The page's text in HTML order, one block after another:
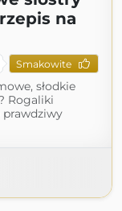
na
Smakowite
słodkie
Rogaliki